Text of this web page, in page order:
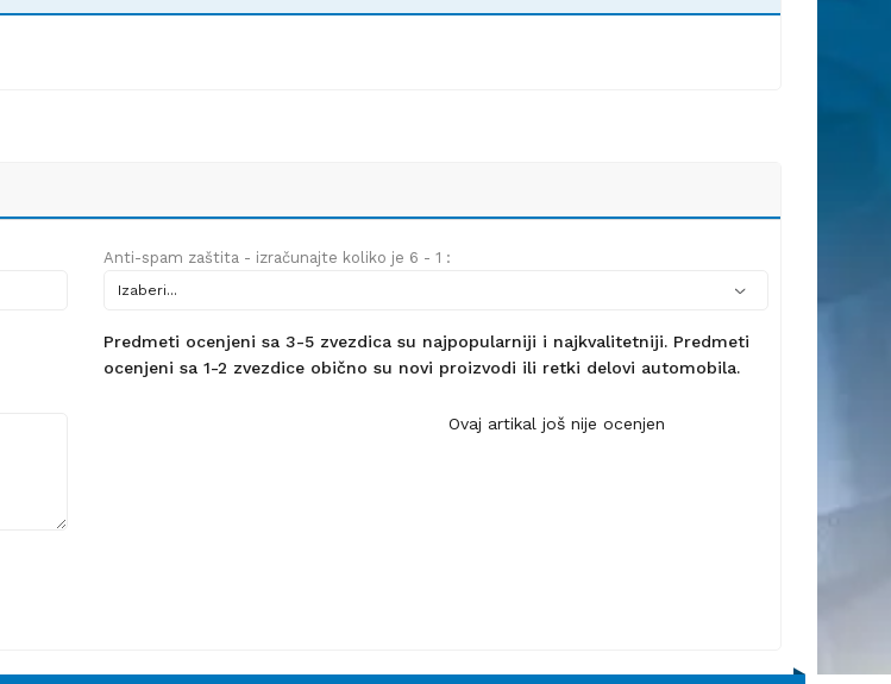
Anti-spam zaštita - izračunajte koliko je 6 - 1 :
Predmeti ocenjeni sa 3-5 zvezdica su najpopularniji i najkvalitetniji. Predmeti
ocenjeni sa 1-2 zvezdice obično su novi proizvodi ili retki delovi automobila.
Ovaj artikal još nije ocenjen